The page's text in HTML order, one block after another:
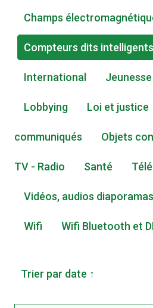
Champs
Compteurs dits intelligents
International Jeunesse
Lobbying Loi et justice
communiqués Objets
TV - Radio Santé
Vidéos, audios
Wifi Wifi Bluetooth et
Trier par date ↑